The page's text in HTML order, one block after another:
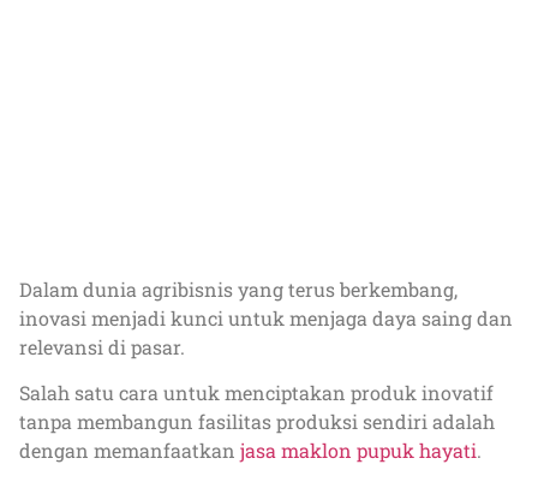
Dalam dunia agribisnis yang terus berkembang,
inovasi menjadi kunci untuk menjaga daya saing dan
relevansi di pasar.
Salah satu cara untuk menciptakan produk inovatif
tanpa membangun fasilitas produksi sendiri adalah
dengan memanfaatkan jasa maklon pupuk hayati.